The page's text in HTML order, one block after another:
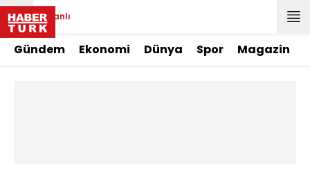
Canlı
Gündem Ekonomi Dünya Spor Magazin